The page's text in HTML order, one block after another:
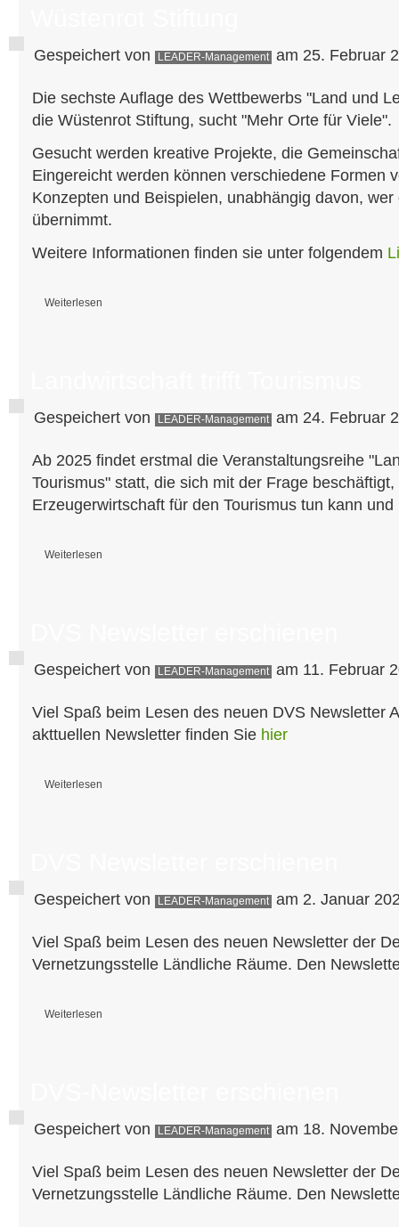
Gespeichert von LEADER-Management am 25. Februar
Die sechste Auflage des Wettbewerbs "Land und
die Wüstenrot Stiftung, sucht "Mehr Orte für Viele".
Gesucht werden kreative Projekte, die
Eingereicht werden können verschiedene Formen
Konzepten und Beispielen, unabhängig davon, wer
übernimmt.
Weitere Informationen finden sie unter folgendem
Weiterlesen
Gespeichert von LEADER-Management am 24. Februar
Ab 2025 findet erstmal die Veranstaltungsreihe
Tourismus" statt, die sich mit der Frage
Erzeugerwirtschaft für den Tourismus tun kann und
Weiterlesen
Gespeichert von LEADER-Management am 11. Februar
Viel Spaß beim Lesen des neuen DVS Newsletter
akttuellen Newsletter finden Sie hier
Weiterlesen
Gespeichert von LEADER-Management am 2. Januar
Viel Spaß beim Lesen des neuen Newsletter der
Vernetzungsstelle Ländliche Räume. Den
Weiterlesen
Gespeichert von LEADER-Management am 18.
Viel Spaß beim Lesen des neuen Newsletter der
Vernetzungsstelle Ländliche Räume. Den